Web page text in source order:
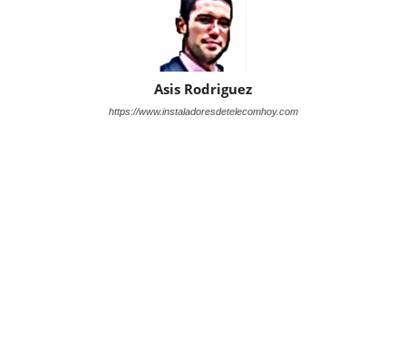
Asis Rodriguez
https://www.instaladoresdetelecomhoy.com